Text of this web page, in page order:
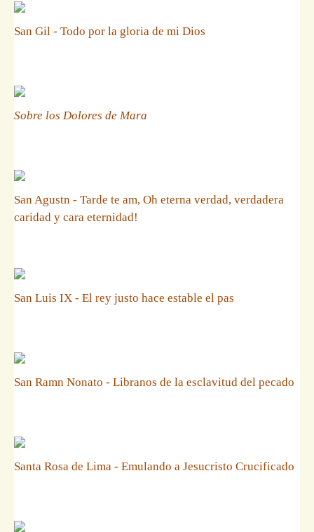
San Gil - Todo por la gloria de mi Dios
Sobre los Dolores de Mara
San Agustn - Tarde te am, Oh eterna verdad, verdadera
caridad y cara eternidad!
San Luis IX - El rey justo hace estable el pas
San Ramn Nonato - Libranos de la esclavitud del pecado
Santa Rosa de Lima - Emulando a Jesucristo Crucificado